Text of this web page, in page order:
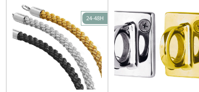
24-48H